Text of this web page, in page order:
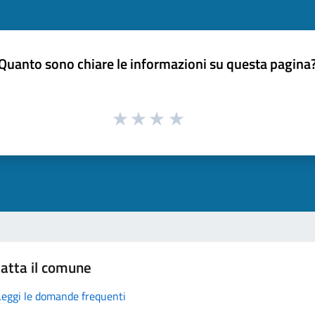
sono chiare le informazioni su questa
il comune
le domande frequenti